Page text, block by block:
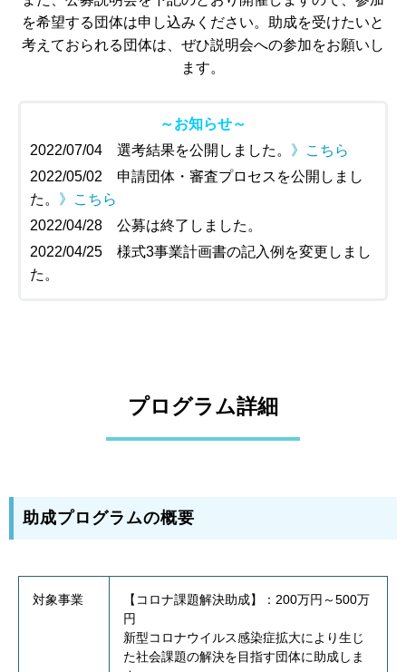
を希望する団体は申し込みください。助成を受けたいと
考えておられる団体は、ぜひ説明会への参加をお願いし
ます。
～お知らせ～
2022/07/04 選考結果を公開しました。 》こちら
2022/05/02 申請団体・審査プロセスを公開しまし
た。 》こちら
2022/04/28 公募は終了しました。
2022/04/25 様式3事業計画書の記入例を変更しまし
た。
プログラム詳細
助成プログラムの概要
対象事業
【コロナ課題解決助成】：200万円～500万
円
新型コロナウイルス感染症拡大により生じ
た社会課題の解決を目指す団体に助成しま